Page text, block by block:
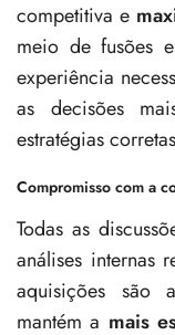
competitiva e
meio de fusões
experiência
as decisões
estratégias
Compromisso com a
Todas as
análises internas
aquisições são
mantém a mais